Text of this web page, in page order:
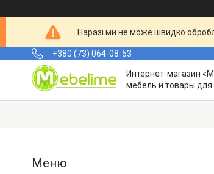
Наразі ми не може швидко
+380 (73) 064-08-53
Интернет-магазин
мебель и товары